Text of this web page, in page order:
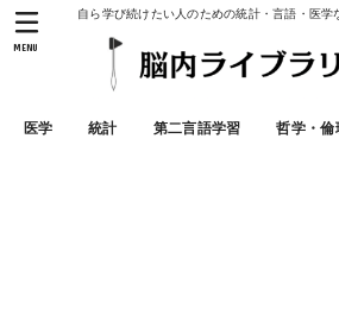
自ら学び続けたい人のための統計・言語・医学
医学 統計 第二言語学習 哲学・倫
MENU